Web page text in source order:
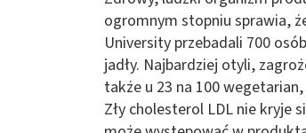
ogromnym stopniu sprawia,
University przebadali 700
jadły. Najbardziej otyli,
także u 23 na 100
Zły cholesterol LDL nie kryje